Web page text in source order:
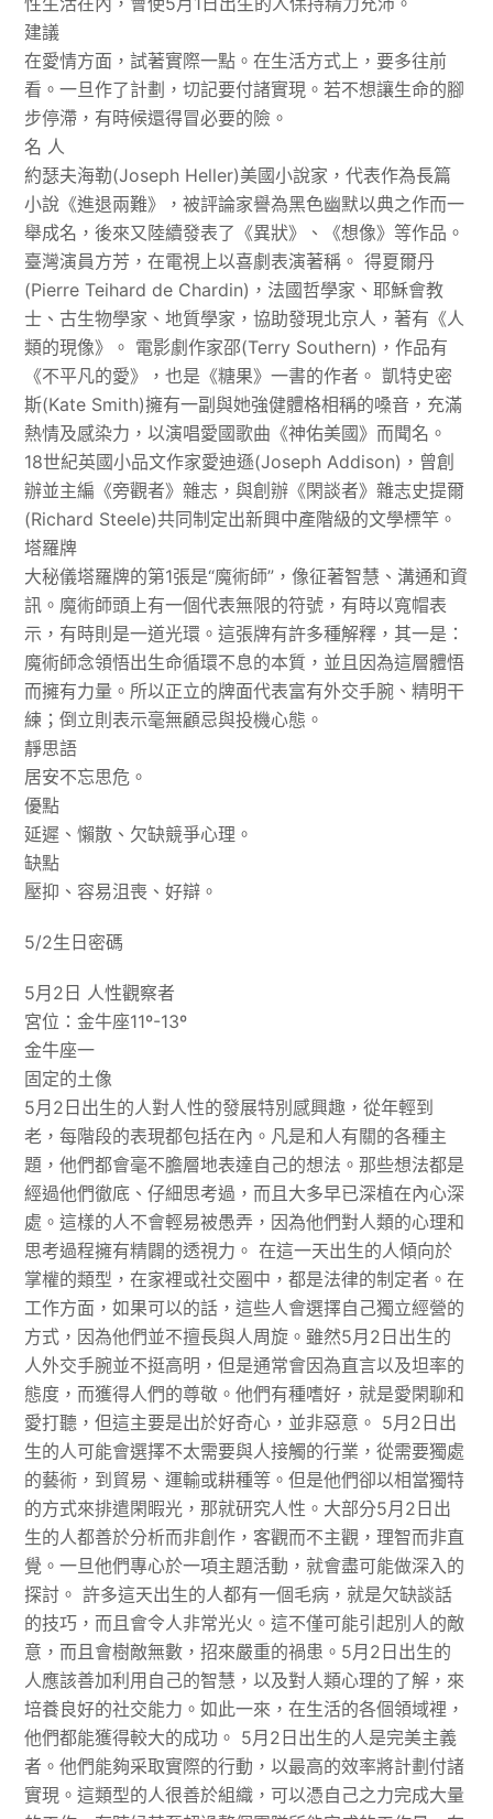
建議
在愛情方面，試著實際一點。在生活方式上，要多往前
看。一旦作了計劃，切記要付諸實現。若不想讓生命的腳
步停滯，有時候還得冒必要的險。
名 人
約瑟夫海勒(Joseph Heller)美國小說家，代表作為長篇
小說《進退兩難》，被評論家譽為黑色幽默以典之作而一
舉成名，後來又陸續發表了《異狀》、《想像》等作品。
臺灣演員方芳，在電視上以喜劇表演著稱。 得夏爾丹
(Pierre Teihard de Chardin)，法國哲學家、耶穌會教
士、古生物學家、地質學家，協助發現北京人，著有《人
類的現像》。 電影劇作家邵(Terry Southern)，作品有
《不平凡的愛》，也是《糖果》一書的作者。 凱特史密
斯(Kate Smith)擁有一副與她強健體格相稱的嗓音，充滿
熱情及感染力，以演唱愛國歌曲《神佑美國》而聞名。
18世紀英國小品文作家愛迪遜(Joseph Addison)，曾創
辦並主編《旁觀者》雜志，與創辦《閑談者》雜志史提爾
(Richard Steele)共同制定出新興中產階級的文學標竿。
塔羅牌
大秘儀塔羅牌的第1張是“魔術師”，像征著智慧、溝通和資
訊。魔術師頭上有一個代表無限的符號，有時以寬帽表
示，有時則是一道光環。這張牌有許多種解釋，其一是：
魔術師念領悟出生命循環不息的本質，並且因為這層體悟
而擁有力量。所以正立的牌面代表富有外交手腕、精明干
練；倒立則表示毫無顧忌與投機心態。
靜思語
居安不忘思危。
優點
延遲、懶散、欠缺競爭心理。
缺點
壓抑、容易沮喪、好辯。
5/2生日密碼
5月2日 人性觀察者
宮位：金牛座11º-13º
金牛座一
固定的土像
5月2日出生的人對人性的發展特別感興趣，從年輕到
老，每階段的表現都包括在內。凡是和人有關的各種主
題，他們都會毫不膽層地表達自己的想法。那些想法都是
經過他們徹底、仔細思考過，而且大多早已深植在內心深
處。這樣的人不會輕易被愚弄，因為他們對人類的心理和
思考過程擁有精闢的透視力。 在這一天出生的人傾向於
掌權的類型，在家裡或社交圈中，都是法律的制定者。在
工作方面，如果可以的話，這些人會選擇自己獨立經營的
方式，因為他們並不擅長與人周旋。雖然5月2日出生的
人外交手腕並不挺高明，但是通常會因為直言以及坦率的
態度，而獲得人們的尊敬。他們有種嗜好，就是愛閑聊和
愛打聽，但這主要是出於好奇心，並非惡意。 5月2日出
生的人可能會選擇不太需要與人接觸的行業，從需要獨處
的藝術，到貿易、運輸或耕種等。但是他們卻以相當獨特
的方式來排遣閑暇光，那就研究人性。大部分5月2日出
生的人都善於分析而非創作，客觀而不主觀，理智而非直
覺。一旦他們專心於一項主題活動，就會盡可能做深入的
探討。 許多這天出生的人都有一個毛病，就是欠缺談話
的技巧，而且會令人非常光火。這不僅可能引起別人的敵
意，而且會樹敵無數，招來嚴重的禍患。5月2日出生的
人應該善加利用自己的智慧，以及對人類心理的了解，來
培養良好的社交能力。如此一來，在生活的各個領域裡，
他們都能獲得較大的成功。 5月2日出生的人是完美主義
者。他們能夠采取實際的行動，以最高的效率將計劃付諸
實現。這類型的人很善於組織，可以憑自己之力完成大量